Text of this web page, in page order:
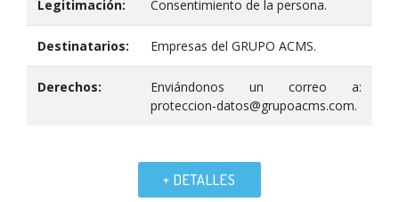
Legitimación: Consentimiento de la persona.
Destinatarios: Empresas del GRUPO ACMS.
Derechos:
Enviándonos un correo a:
proteccion-datos@grupoacms.com.
+ DETALLES